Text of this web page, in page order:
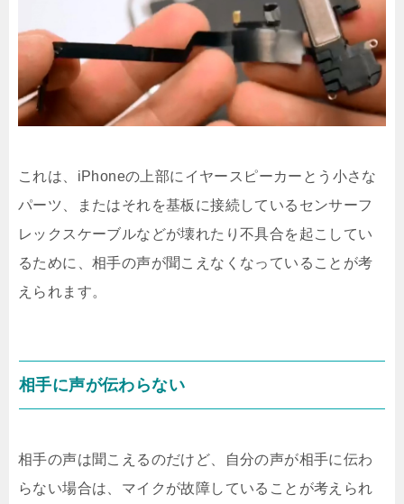
これは、iPhoneの上部にイヤースピーカーとう小さな
パーツ、またはそれを基板に接続しているセンサーフ
レックスケーブルなどが壊れたり不具合を起こしてい
るために、相手の声が聞こえなくなっていることが考
えられます。
相手に声が伝わらない
相手の声は聞こえるのだけど、自分の声が相手に伝わ
らない場合は、マイクが故障していることが考えられ